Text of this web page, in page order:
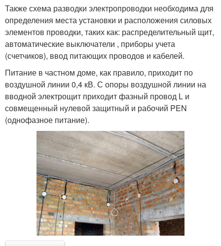
Также схема разводки электропроводки необходима для
определения места установки и расположения силовых
элементов проводки, таких как: распределительный щит,
автоматические выключатели , приборы учета
(счетчиков), ввод питающих проводов и кабелей.
Питание в частном доме, как правило, приходит по
воздушной линии 0,4 кВ. С опоры воздушной линии на
вводной электрощит приходит фазный провод L и
совмещенный нулевой защитный и рабочий PEN
(однофазное питание).